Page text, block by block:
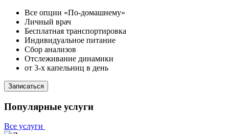
Все опции «По-домашнему»
Личный врач
Бесплатная транспортировка
Индивидуальное питание
Сбор анализов
Отслеживание динамики
от 3-х капельниц в день
Записаться
Популярные услуги
Все услуги